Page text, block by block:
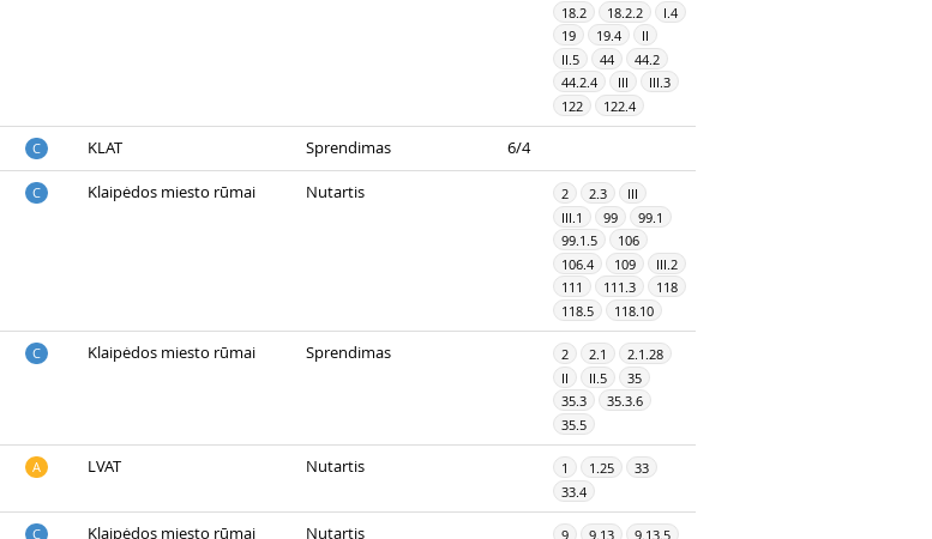
18.2
18.2.2
I.4
19
19.4
II
II.5
44
44.2
44.2.4
III
III.3
122
122.4
C KLAT Sprendimas 6/4
C Klaipėdos miesto rūmai Nutartis 2 2.3
III
III.1
99
99.1
99.1.5
106
106.4
109
III.2
111
111.3
118
118.5
118.10
C Klaipėdos miesto rūmai Sprendimas 2 2.1
2.1.28
II
II.5
35
35.3
35.3.6
35.5
A LVAT Nutartis 1 1.25
33
33.4
C Klaipėdos miesto rūmai Nutartis 9 9.13 9.13.5